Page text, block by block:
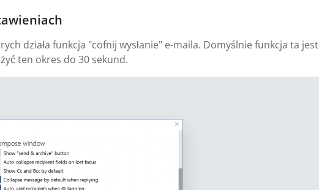
działa funkcja "cofnij wysłanie" e-maila. Domyślnie funkcja ta jest
ten okres do 30 sekund.